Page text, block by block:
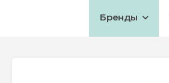
Бренды